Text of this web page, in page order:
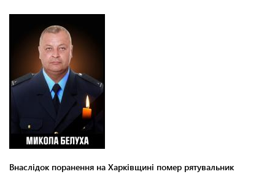
Внаслідок поранення на Харківщині помер рятувальник